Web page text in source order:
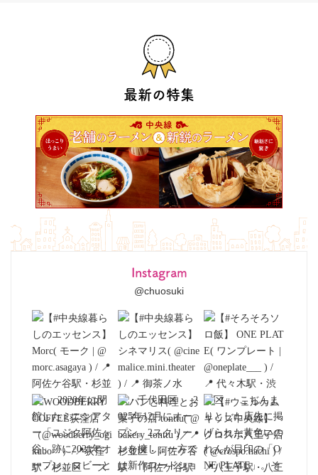
最新の特集
Instagram
@chuosuki